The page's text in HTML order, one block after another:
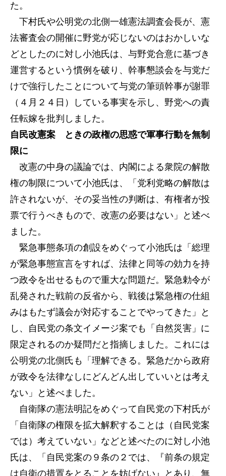
た。
下村氏や公明党の北側一雄憲法調査会長が、憲
法審査会の開催に野党が応じないのはおかしいな
どとしたのに対し小池氏は、与野党合意に基づき
運営するという慣例を破り、幹事懇談会を与党だ
けで強行したことについて与党の筆頭幹事が謝罪
（４月２４日）している事実を示し、野党への責
任転嫁を批判しました。
自民改憲案 ときの政権の思惑で軍事行動を無制
限に
改憲の中身の議論では、内閣による衆院の解散
権の制限について小池氏は、「党利党略の解散は
許されないが、その妥当性の判断は、有権者が投
票で行うべきもので、改憲の必要はない」と述べ
ました。
緊急事態条項の創設をめぐって小池氏は「総理
が緊急事態宣言をすれば、法律と同等の効力を持
つ政令を出せるもので重大な問題だ。緊急勅令が
乱発された戦前の反省から、戦後は緊急権の仕組
みはもたず議会が対応することでやってきた」と
し、自民党の条文イメージ案でも「自然災害」に
限定されるのか疑問だと指摘しました。これには
公明党の北側氏も「理解できる。緊急だから政府
が政令を法律なしにどんどん出していいとは考え
ない」と述べました。
自衛隊の憲法明記をめぐって自民党の下村氏が
「自衛隊の権限を拡大解釈することは（自民党案
では）考えていない」などと述べたのに対し小池
氏は、「自民党案の９条の２では、『前条の規定
は自衛の措置をとることを妨げない』とあり、無